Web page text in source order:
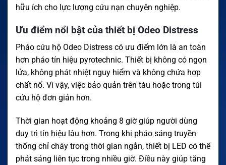
hữu ích cho lực lượng cứu nạn chuyên nghiệp.
Ưu điểm nổi bật của thiết bị Odeo Distress
Pháo cứu hộ Odeo Distress có ưu điểm lớn là an toàn
hơn pháo tín hiệu pyrotechnic. Thiết bị không có ngọn
lửa, không phát nhiệt nguy hiểm và không chứa hợp
chất nổ. Vì vậy, việc bảo quản trên tàu hoặc trong túi
cứu hộ đơn giản hơn.
Thời gian hoạt động khoảng 8 giờ giúp người dùng
duy trì tín hiệu lâu hơn. Trong khi pháo sáng truyền
thống chỉ cháy trong thời gian ngắn, thiết bị LED có thể
phát sáng liên tục trong nhiều giờ. Điều này giúp tăng